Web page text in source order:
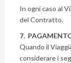
In ogni caso al
del Contratto.
7.
Quando il
considerare i